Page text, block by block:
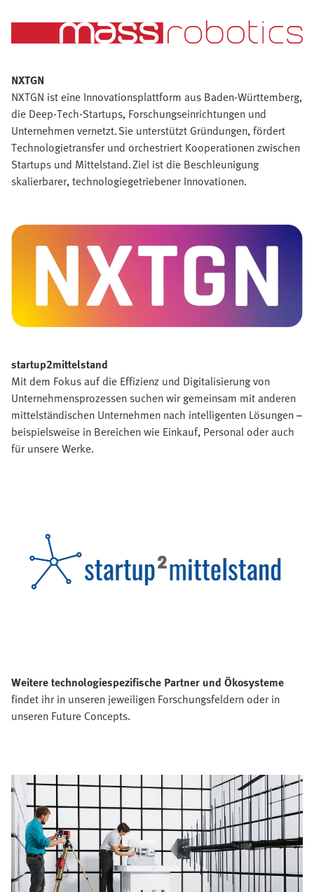
NXTGN
NXTGN ist eine Innovationsplattform aus Baden-Württemberg,
die Deep-Tech-Startups, Forschungseinrichtungen und
Unternehmen vernetzt. Sie unterstützt Gründungen, fördert
Technologietransfer und orchestriert Kooperationen zwischen
Startups und Mittelstand. Ziel ist die Beschleunigung
skalierbarer, technologiegetriebener Innovationen.
startup2mittelstand
Mit dem Fokus auf die Effizienz und Digitalisierung von
Unternehmensprozessen suchen wir gemeinsam mit anderen
mittelständischen Unternehmen nach intelligenten Lösungen –
beispielsweise in Bereichen wie Einkauf, Personal oder auch
für unsere Werke.
Weitere technologiespezifische Partner und Ökosysteme
findet ihr in unseren jeweiligen Forschungsfeldern oder in
unseren Future Concepts.